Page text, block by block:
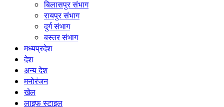
बिलासपुर संभाग
रायपुर संभाग
दुर्ग संभाग
बस्तर संभाग
मध्यप्रदेश
देश
अन्य देश
मनोरंजन
खेल
लाइफ स्टाइल